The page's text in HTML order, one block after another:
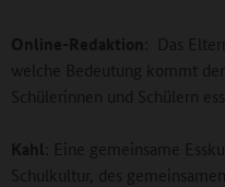
Online-Redaktion : Das
welche Bedeutung kommt
Schülerinnen und Schülern
Kahl : Eine gemeinsame
Schulkultur, des